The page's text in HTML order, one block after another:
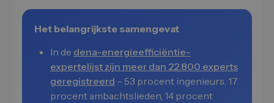
Het belangrijkste samengevat
In de dena-energieefficiëntie-
expertelijst zijn meer dan 22.800 experts
geregistreerd – 53 procent ingenieurs, 17
procent ambachtslieden, 14 procent